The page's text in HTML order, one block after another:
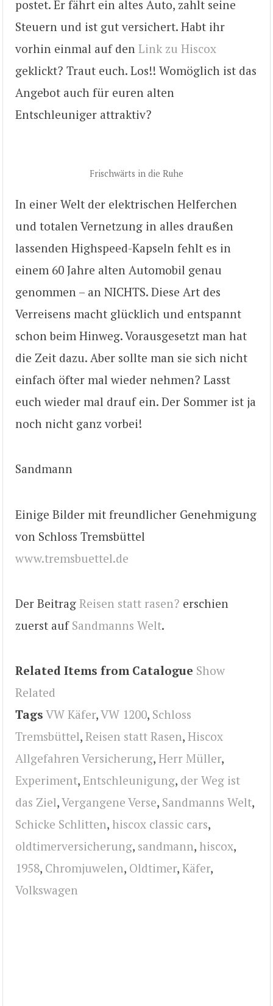
postet. Er fährt ein altes Auto, zahlt seine
Steuern und ist gut versichert. Habt ihr
vorhin einmal auf den Link zu Hiscox
geklickt? Traut euch. Los!! Womöglich ist das
Angebot auch für euren alten
Entschleuniger attraktiv?
Frischwärts in die Ruhe
In einer Welt der elektrischen Helferchen
und totalen Vernetzung in alles draußen
lassenden Highspeed-Kapseln fehlt es in
einem 60 Jahre alten Automobil genau
genommen – an NICHTS. Diese Art des
Verreisens macht glücklich und entspannt
schon beim Hinweg. Vorausgesetzt man hat
die Zeit dazu. Aber sollte man sie sich nicht
einfach öfter mal wieder nehmen? Lasst
euch wieder mal drauf ein. Der Sommer ist ja
noch nicht ganz vorbei!
Sandmann
Einige Bilder mit freundlicher Genehmigung
von Schloss Tremsbüttel
www.tremsbuettel.de
Der Beitrag Reisen statt rasen? erschien
zuerst auf Sandmanns Welt.
Related Items from Catalogue Show
Related
Tags VW Käfer,VW 1200, Schloss
Tremsbüttel, Reisen statt Rasen, Hiscox
Allgefahren Versicherung, Herr Müller,
Experiment, Entschleunigung, der Weg ist
das Ziel,Vergangene Verse, Sandmanns Welt,
Schicke Schlitten, hiscox classic cars,
oldtimerversicherung, sandmann, hiscox,
1958, Chromjuwelen, Oldtimer, Käfer,
Volkswagen